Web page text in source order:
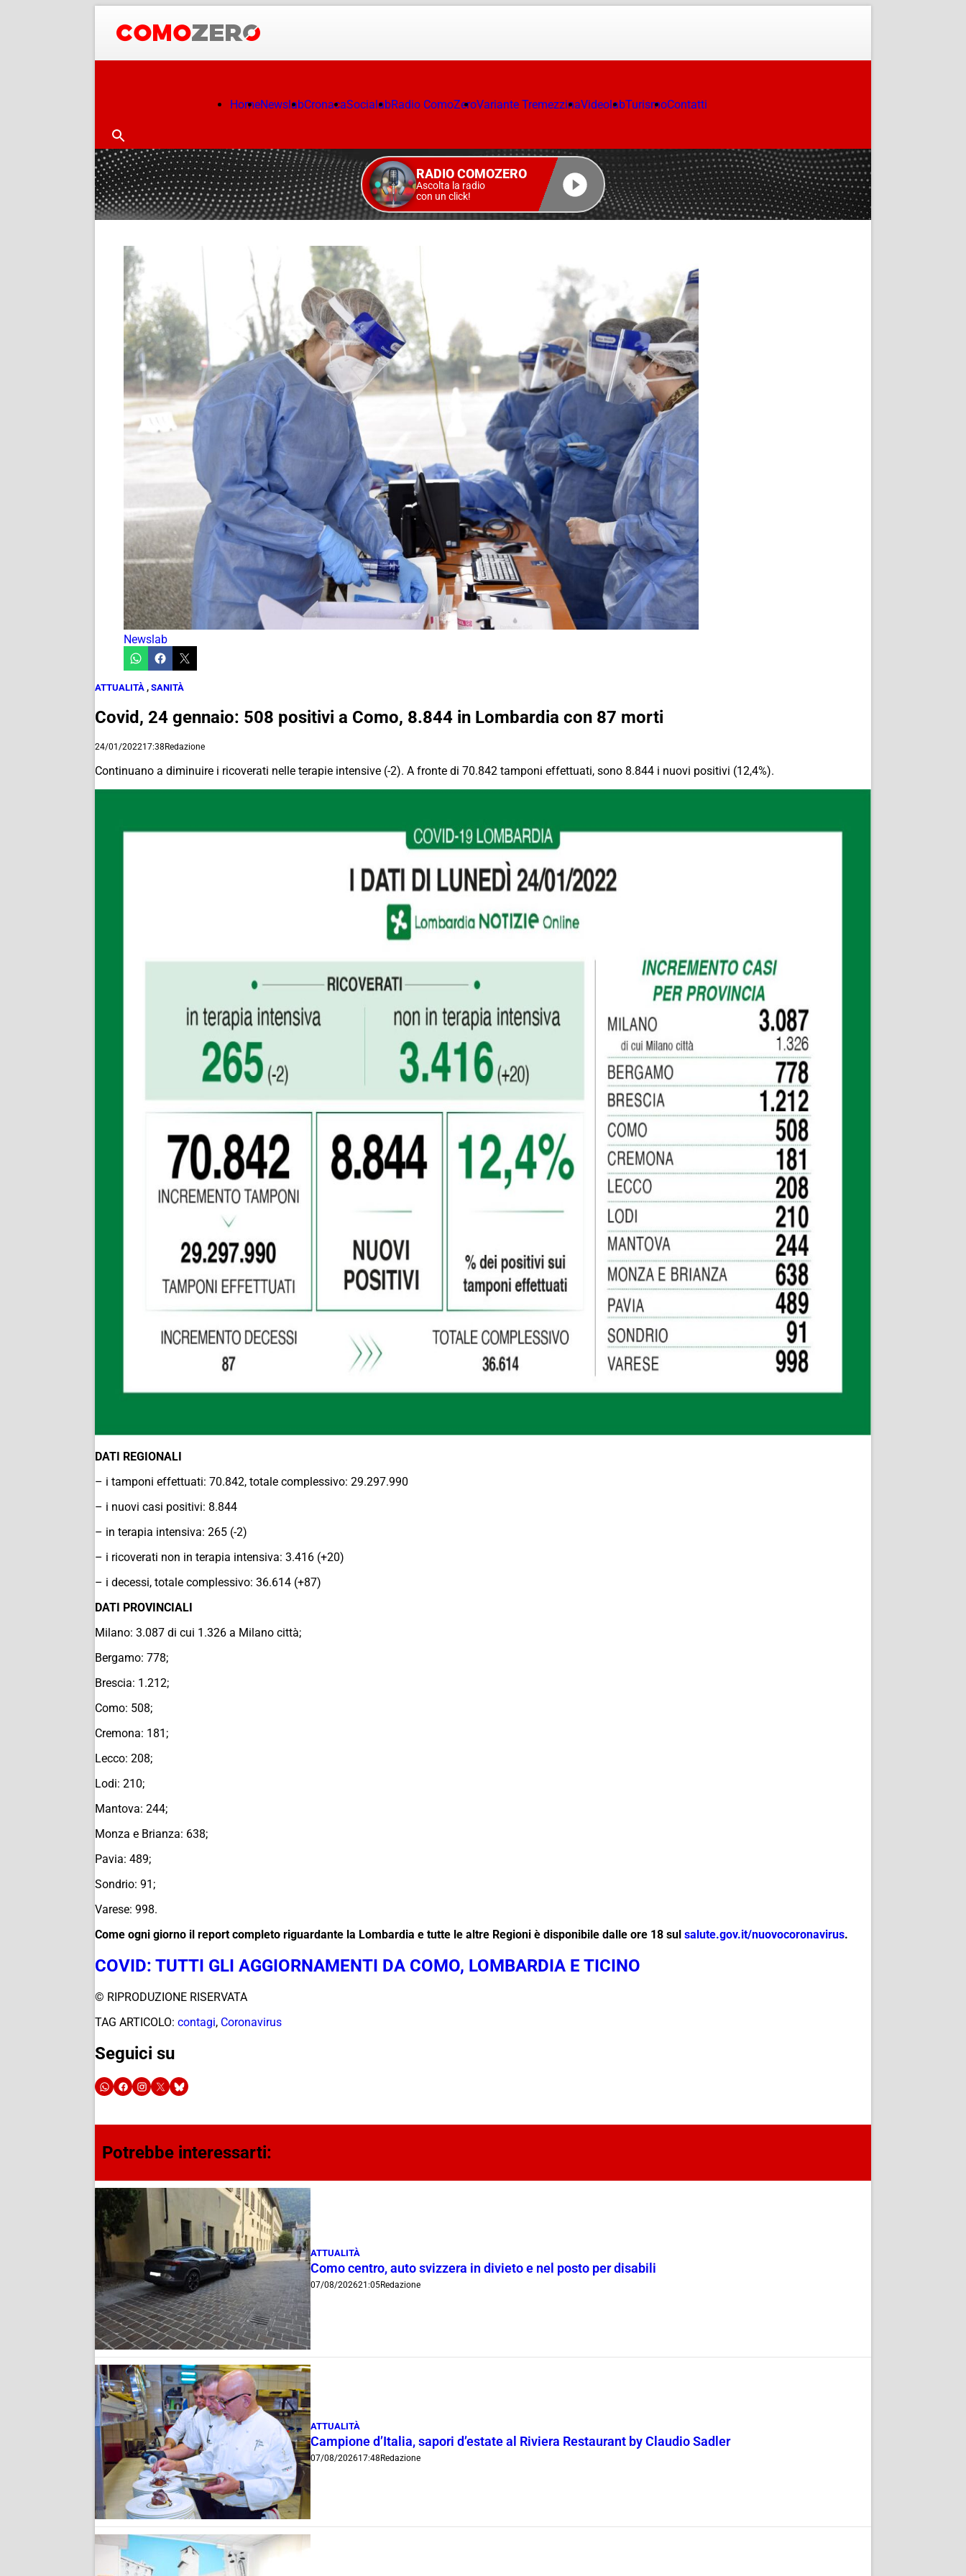
HomeNewslabCronacaSocialabRadio ComoZeroVariante TremezzinaVideolabTurismoContatti
RADIO COMOZERO
Ascolta la radio
con un click!
Newslab
ATTUALITÀ , SANITÀ
Covid, 24 gennaio: 508 positivi a Como, 8.844 in Lombardia con 87 morti
24/01/202217:38Redazione
Continuano a diminuire i ricoverati nelle terapie intensive (-2). A fronte di 70.842 tamponi effettuati, sono 8.844 i nuovi positivi (12,4%).
DATI REGIONALI
– i tamponi effettuati: 70.842, totale complessivo: 29.297.990
– i nuovi casi positivi: 8.844
– in terapia intensiva: 265 (-2)
– i ricoverati non in terapia intensiva: 3.416 (+20)
– i decessi, totale complessivo: 36.614 (+87)
DATI PROVINCIALI
Milano: 3.087 di cui 1.326 a Milano città;
Bergamo: 778;
Brescia: 1.212;
Como: 508;
Cremona: 181;
Lecco: 208;
Lodi: 210;
Mantova: 244;
Monza e Brianza: 638;
Pavia: 489;
Sondrio: 91;
Varese: 998.
Come ogni giorno il report completo riguardante la Lombardia e tutte le altre Regioni è disponibile dalle ore 18 sul salute.gov.it/nuovocoronavirus.
COVID: TUTTI GLI AGGIORNAMENTI DA COMO, LOMBARDIA E TICINO
© RIPRODUZIONE RISERVATA
TAG ARTICOLO: contagi, Coronavirus
Seguici su
Potrebbe interessarti:
ATTUALITÀ
Como centro, auto svizzera in divieto e nel posto per disabili
07/08/202621:05Redazione
ATTUALITÀ
Campione d’Italia, sapori d’estate al Riviera Restaurant by Claudio Sadler
07/08/202617:48Redazione